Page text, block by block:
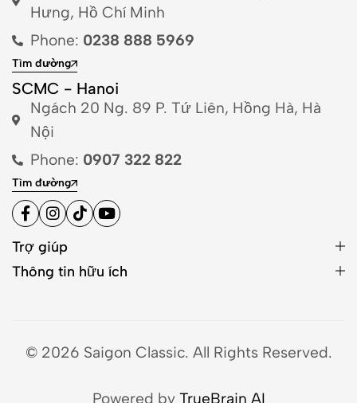
Hưng, Hồ Chí Minh
Phone: 0238 888 5969
Tìm đường
SCMC - Hanoi
Ngách 20 Ng. 89 P. Tứ Liên, Hồng Hà, Hà
Nội
Phone: 0907 322 822
Tìm đường
Trợ giúp
Thông tin hữu ích
© 2026 Saigon Classic. All Rights Reserved.
Powered by TrueBrain AI